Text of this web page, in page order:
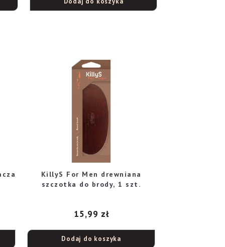
KillyS For Men drewniana
szczotka do brody, 1 szt.
15,99 zł
Dodaj do koszyka